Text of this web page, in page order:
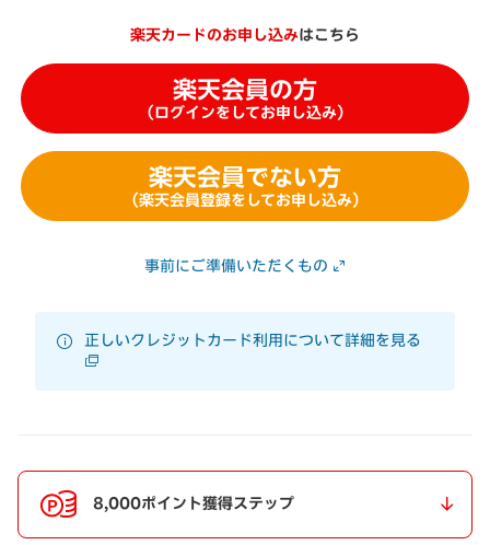
楽天カードのお申し込みはこちら
楽天会員の方
（ログインをしてお申し込み）
楽天会員でない方
（楽天会員登録をしてお申し込み）
事前にご準備いただくもの
正しいクレジットカード利用について詳細を見る
8,000ポイント獲得ステップ